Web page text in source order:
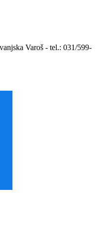
Varoš - tel.: 031/599-